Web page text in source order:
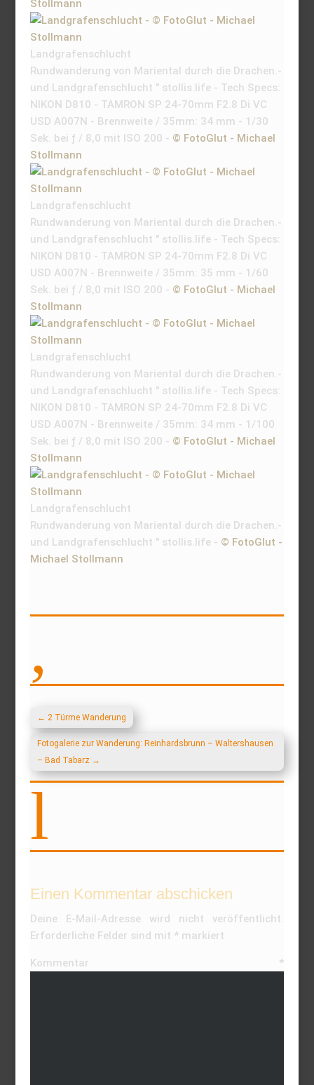
Stollmann
Landgrafenschlucht
Rundwanderung von Mariental durch die Drachen.-
und Landgrafenschlucht " stollis.life - Tech Specs:
NIKON D810 - TAMRON SP 24-70mm F2.8 Di VC
USD A007N - Brennweite / 35mm: 34 mm - 1/30
Sek. bei ƒ / 8,0 mit ISO 200 - © FotoGlut - Michael
Stollmann
Landgrafenschlucht
Rundwanderung von Mariental durch die Drachen.-
und Landgrafenschlucht " stollis.life - Tech Specs:
NIKON D810 - TAMRON SP 24-70mm F2.8 Di VC
USD A007N - Brennweite / 35mm: 35 mm - 1/60
Sek. bei ƒ / 8,0 mit ISO 200 - © FotoGlut - Michael
Stollmann
Landgrafenschlucht
Rundwanderung von Mariental durch die Drachen.-
und Landgrafenschlucht " stollis.life - Tech Specs:
NIKON D810 - TAMRON SP 24-70mm F2.8 Di VC
USD A007N - Brennweite / 35mm: 34 mm - 1/100
Sek. bei ƒ / 8,0 mit ISO 200 - © FotoGlut - Michael
Stollmann
Landgrafenschlucht
Rundwanderung von Mariental durch die Drachen.-
und Landgrafenschlucht " stollis.life - © FotoGlut -
Michael Stollmann
,
← 2 Türme Wanderung
Fotogalerie zur Wanderung: Reinhardsbrunn – Waltershausen
– Bad Tabarz→
l
Einen Kommentar abschicken
Deine E-Mail-Adresse wird nicht veröffentlicht.
Erforderliche Felder sind mit *markiert
Kommentar *